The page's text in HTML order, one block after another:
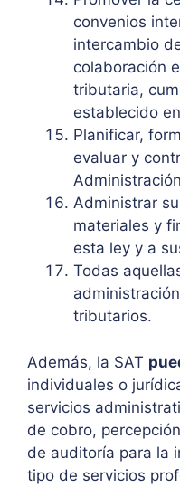
convenios
intercambio
colaboración
tributaria,
establecido
Planificar,
evaluar y
Administrar
materiales y
esta ley y a
Todas
tributarios.
Además, la SAT
individuales o
servicios
de cobro,
de auditoría para la
tipo de servicios